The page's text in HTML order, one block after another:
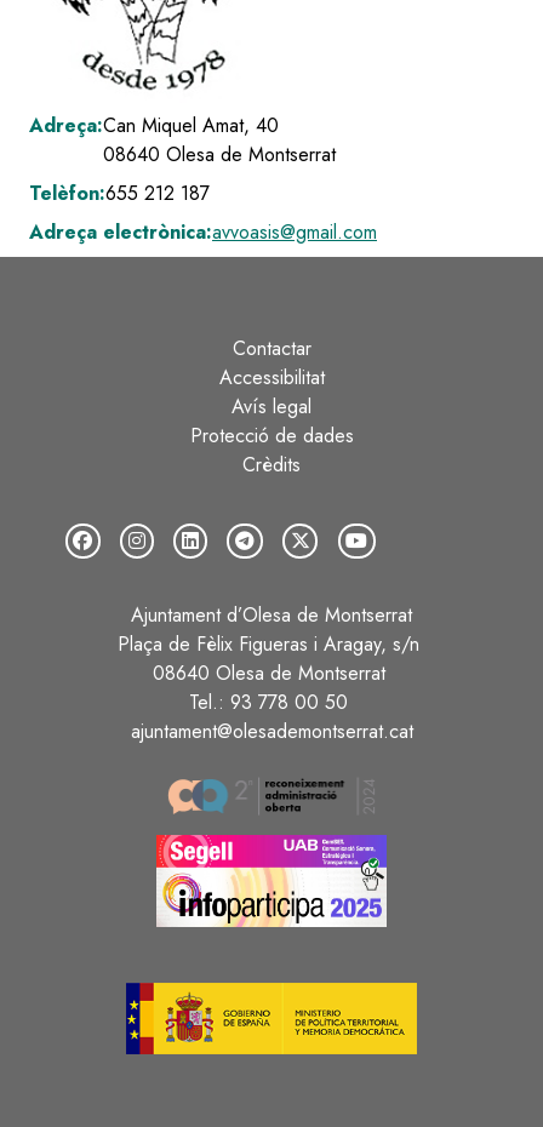
Adreça:Can Miquel Amat, 40
08640 Olesa de Montserrat
Telèfon:655 212 187
Adreça electrònica:avvoasis@gmail.com
Contactar
Accessibilitat
Avís legal
Protecció de dades
Crèdits
Ajuntament d’Olesa de Montserrat
Plaça de Fèlix Figueras i Aragay, s/n
08640 Olesa de Montserrat
Tel.: 93 778 00 50
ajuntament@olesademontserrat.cat
Image
Image